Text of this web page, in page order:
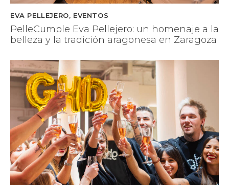
EVA PELLEJERO, EVENTOS
PelleCumple Eva Pellejero: un homenaje a la
belleza y la tradición aragonesa en Zaragoza